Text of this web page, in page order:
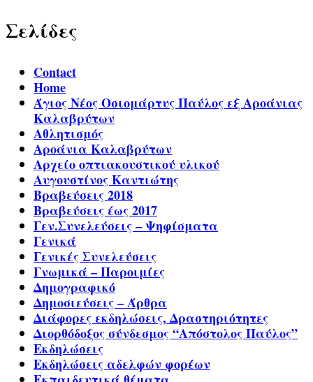
Σελίδες
Contact
Home
Άγιος Νέος Οσιομάρτυς Παύλος εξ Αροάνιας
Καλαβρύτων
Αθλητισμός
Αροάνια Καλαβρύτων
Αρχείο οπτιακουστικού υλικού
Αυγουστίνος Καντιώτης
Βραβεύσεις 2018
Βραβεύσεις έως 2017
Γεν.Συνελεύσεις – Ψηφίσματα
Γενικά
Γενικές Συνελεύσεις
Γνωμικά – Παροιμίες
Δημογραφικό
Δημοσιεύσεις – Άρθρα
Διάφορες εκδηλώσεις, Δραστηριότητες
Διορθόδοξος σύνδεσμος “Απόστολος Παύλος”
Εκδηλώσεις
Εκδηλώσεις αδελφών φορέων